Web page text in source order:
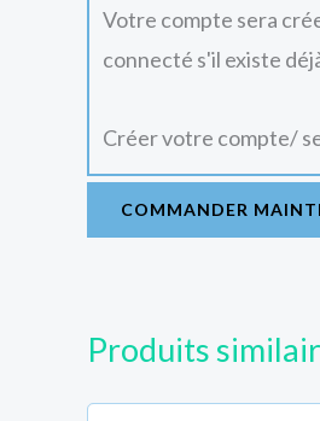
Votre compte sera
connecté s'il existe
Créer votre compte/
COMMANDER
Produits